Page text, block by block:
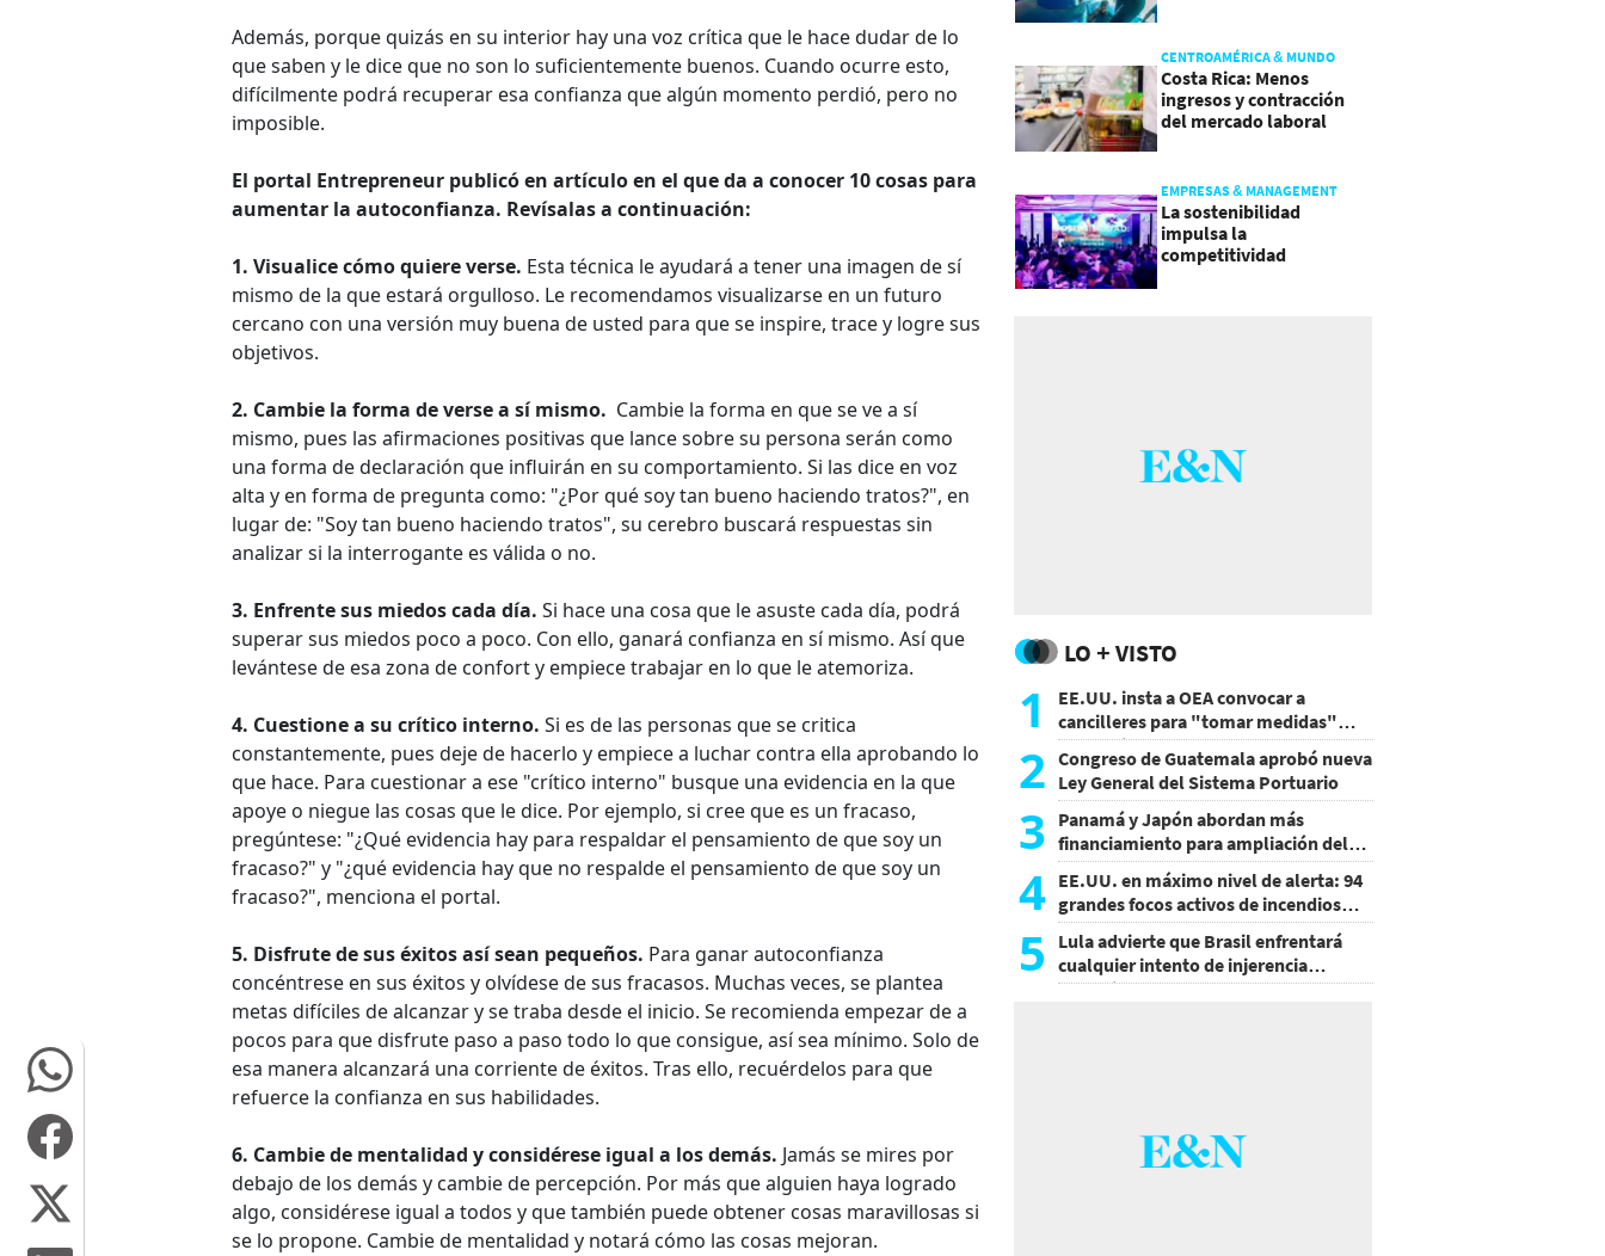
Además, porque quizás en su interior hay una voz crítica que le hace dudar de lo
que saben y le dice que no son lo suficientemente buenos. Cuando ocurre esto,
difícilmente podrá recuperar esa confianza que algún momento perdió, pero no
imposible.
El portal Entrepreneur publicó en artículo en el que da a conocer 10 cosas para
aumentar la autoconfianza. Revísalas a continuación:
1. Visualice cómo quiere verse. ​ Esta técnica le ayudará a tener una imagen de sí
mismo de la que estará orgulloso. Le recomendamos visualizarse en un futuro
cercano con una versión muy buena de usted para que se inspire, trace y logre sus
objetivos.
2. Cambie la forma de verse a sí mismo. ​ Cambie la forma en que se ve a sí
mismo, pues las afirmaciones positivas que lance sobre su persona serán como
una forma de declaración que influirán en su comportamiento. Si las dice en voz
alta y en forma de pregunta como: "¿Por qué soy tan bueno haciendo tratos?", en
lugar de: "Soy tan bueno haciendo tratos", su cerebro buscará respuestas sin
analizar si la interrogante es válida o no.
3. Enfrente sus miedos cada día. ​ Si hace una cosa que le asuste cada día, podrá
superar sus miedos poco a poco. Con ello, ganará confianza en sí mismo. Así que
levántese de esa zona de confort y empiece trabajar en lo que le atemoriza.
4. Cuestione a su crítico interno. ​ Si es de las personas que se critica
constantemente, pues deje de hacerlo y empiece a luchar contra ella aprobando lo
que hace. Para cuestionar a ese "crítico interno" busque una evidencia en la que
apoye o niegue las cosas que le dice. Por ejemplo, si cree que es un fracaso,
pregúntese: "¿Qué evidencia hay para respaldar el pensamiento de que soy un
fracaso?" y "¿qué evidencia hay que no respalde el pensamiento de que soy un
fracaso?", menciona el portal.
5. Disfrute de sus éxitos así sean pequeños. ​ Para ganar autoconfianza
concéntrese en sus éxitos y olvídese de sus fracasos. Muchas veces, se plantea
metas difíciles de alcanzar y se traba desde el inicio. Se recomienda empezar de a
pocos para que disfrute paso a paso todo lo que consigue, así sea mínimo. Solo de
esa manera alcanzará una corriente de éxitos. Tras ello, recuérdelos para que
refuerce la confianza en sus habilidades.
6. Cambie de mentalidad y considérese igual a los demás. Jamás se mires por
debajo de los demás y cambie de percepción. Por más que alguien haya logrado
algo, considérese igual a todos y que también puede obtener cosas maravillosas si
se lo propone. Cambie de mentalidad y notará cómo las cosas mejoran.
CENTROAMÉRICA & MUNDO
Costa Rica: Menos
ingresos y contracción
del mercado laboral
EMPRESAS & MANAGEMENT
La sostenibilidad
impulsa la
competitividad
LO + VISTO
1
EE.UU. insta a OEA convocar a
cancilleres para "tomar medidas"
sobre Nicaragua
2 Congreso de Guatemala aprobó nueva
Ley General del Sistema Portuario
3 Panamá y Japón abordan más
financiamiento para ampliación del
metro
4 EE.UU. en máximo nivel de alerta: 94
grandes focos activos de incendios
forestales
5
Lula advierte que Brasil enfrentará
cualquier intento de injerencia
extranjera